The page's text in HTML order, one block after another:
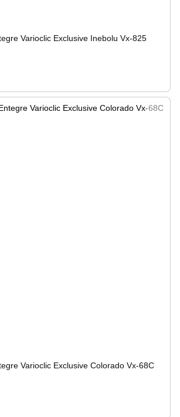
Varioclic Exclusive Inebolu Vx-825
Varioclic Exclusive Сolorado Vx-68C